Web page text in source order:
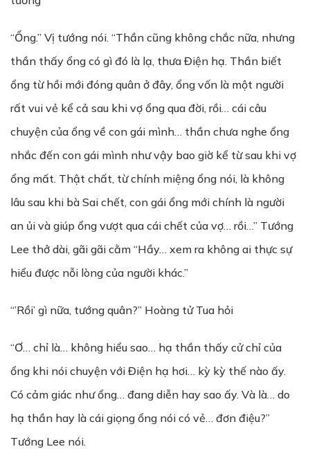
“Ổng.” Vị tướng nói. “Thần cũng không chắc nữa, nhưng
thần thấy ổng có gì đó là lạ, thưa Điện hạ. Thần biết
ổng từ hồi mới đóng quân ở đây, ổng vốn là một người
rất vui vẻ kể cả sau khi vợ ổng qua đời, rồi… cái câu
chuyện của ổng về con gái mình… thần chưa nghe ổng
nhắc đến con gái mình như vậy bao giờ kể từ sau khi vợ
ổng mất. Thật chất, từ chính miệng ổng nói, là không
lâu sau khi bà Sai chết, con gái ổng mới chính là người
an ủi và giúp ổng vượt qua cái chết của vợ… rồi…” Tướng
Lee thở dài, gãi gãi cằm “Hầy… xem ra không ai thực sự
hiểu được nỗi lòng của người khác.”
“’Rồi’ gì nữa, tướng quân?” Hoàng tử Tua hỏi
“Ơ… chỉ là… không hiểu sao… hạ thần thấy cử chỉ của
ổng khi nói chuyện với Điện hạ hơi… kỳ kỳ thế nào ấy.
Có cảm giác như ổng… đang diễn hay sao ấy. Và là… do
hạ thần hay là cái giọng ổng nói có vẻ… đơn điệu?”
Tướng Lee nói.